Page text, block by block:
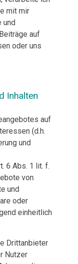
mit mir
und
auf
oder uns
Inhalten
auf
(d.h.
und
6 Abs. 1 lit. f.
von
und
oder
einheitlich
Drittanbieter
Nutzer